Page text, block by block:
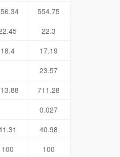
554.75
22.3
18.4
17.19
23.57
711.28
0.027
40.98
100 100